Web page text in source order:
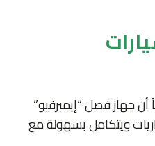
أن جهاز فصل “إيمبرفيو”
ويتكامل بسهولة مع